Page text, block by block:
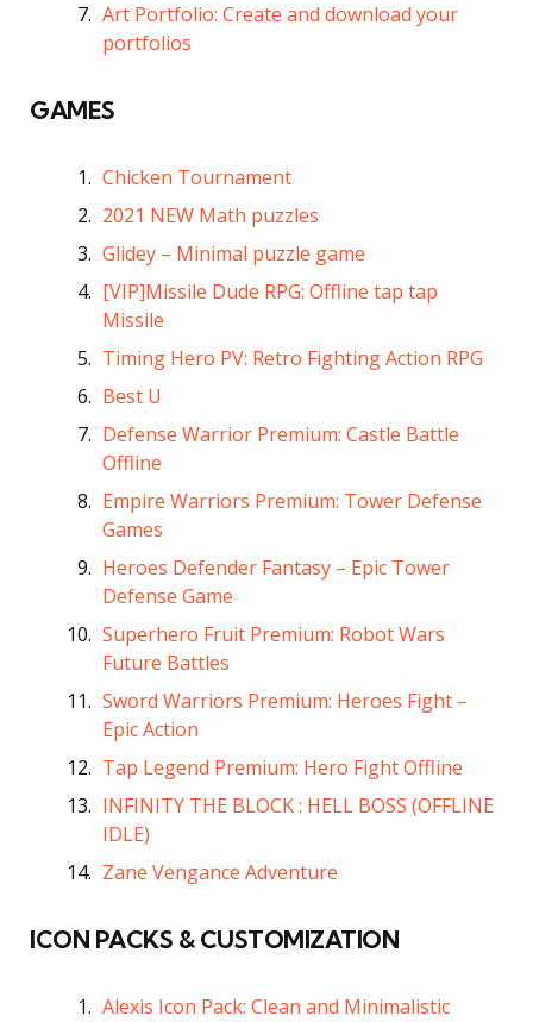
Art Portfolio: Create and download your
portfolios
GAMES
Chicken Tournament
2021 NEW Math puzzles
Glidey – Minimal puzzle game
[VIP]Missile Dude RPG: Offline tap tap
Missile
Timing Hero PV: Retro Fighting Action RPG
Best U
Defense Warrior Premium: Castle Battle
Offline
Empire Warriors Premium: Tower Defense
Games
Heroes Defender Fantasy – Epic Tower
Defense Game
Superhero Fruit Premium: Robot Wars
Future Battles
Sword Warriors Premium: Heroes Fight –
Epic Action
Tap Legend Premium: Hero Fight Offline
INFINITY THE BLOCK : HELL BOSS (OFFLINE
IDLE)
Zane Vengance Adventure
ICON PACKS & CUSTOMIZATION
Alexis Icon Pack: Clean and Minimalistic